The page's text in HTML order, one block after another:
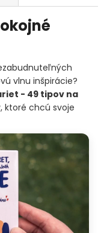
vlnu inšpirácie?
- 49 tipov na
ktoré chcú svoje